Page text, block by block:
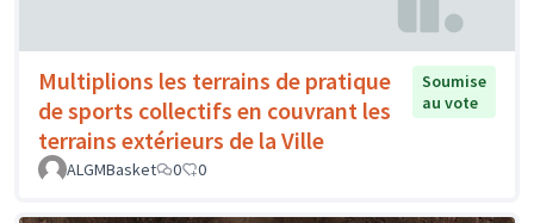
Multiplions les terrains de pratique
de sports collectifs en couvrant les
terrains extérieurs de la Ville
Soumise
au vote
ALGMBasket 0 0